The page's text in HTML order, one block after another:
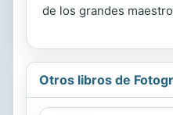
de los grandes
Otros libros de